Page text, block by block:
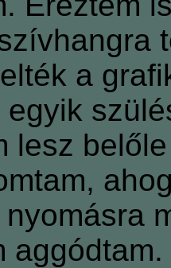
a
egyik
lesz
aggódtam.